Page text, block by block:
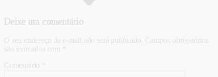
Deixe um comentário
O seu endereço de e-mail não será publicado. Campos obrigatórios
são marcados com
Comentário